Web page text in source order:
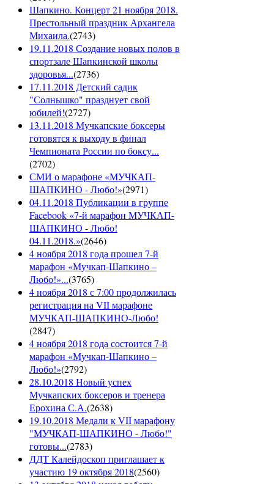
Шапкино. Концерт 21 ноября 2018.
Престольный праздник Архангела
Михаила.(2743)
19.11.2018 Создание новых полов в
спортзале Шапкинской школы
здоровья...(2736)
17.11.2018 Детский садик
"Солнышко" празднует свой
юбилей!(2727)
13.11.2018 Мучкапские боксеры
готовятся к выходу в финал
Чемпионата России по боксу...
(2702)
СМИ о марафоне «МУЧКАП-
ШАПКИНО - Любо!»(2971)
04.11.2018 Публикации в группе
Facebook «7-й марафон МУЧКАП-
ШАПКИНО - Любо!
04.11.2018.»(2646)
4 ноября 2018 года прошел 7-й
марафон «Мучкап-Шапкино –
Любо!»...(3765)
4 ноября 2018 с 7:00 продолжилась
регистрация на VII марафоне
МУЧКАП-ШАПКИНО-Любо!
(2847)
4 ноября 2018 года состоится 7-й
марафон «Мучкап-Шапкино –
Любо!»(2792)
28.10.2018 Новый успех
Мучкапских боксеров и тренера
Ерохина С.А.(2638)
19.10.2018 Медали к VII марафону
"МУЧКАП-ШАПКИНО - Любо!"
готовы...(2783)
ДДТ Калейдоскоп приглашает к
участию 19 октября 2018(2560)